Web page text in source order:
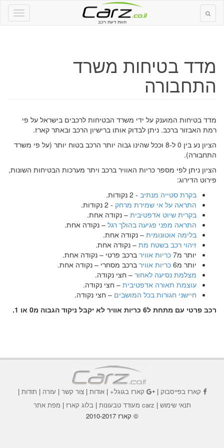
חוות דעת רכב
מדד בטיחות משרד
התחבורה
מדד בטיחות המוענק על ידי משרד הבטיחות לרכבים בישראל על פי
רמת האבזור ברכב. ניתן לבדוק אותו ברישיון הרכב ובאתר קארז.
הציון נע בין 0 ל-8 וככל שהינו גבוה יותר הרכב בטוח יותר (על פי משרד
התחבורה).
הציון ניתן לפי מספר כריות האוויר ברכב ויתר מערכות הבטיחות השונות,
פירוט הדירוג:
בקרת סטייה מנתיב - 2 נקודות.
התראה על אי שמירת מרחק - 2 נקודות.
בקרית שיוט אדפטיבית – נקודה אחת.
התראה מפני פגיעה בהולך רגל – נקודה אחת.
בלימה אוטונומית – נקודה אחת.
זיהוי רכב בשטח מת – נקודה אחת.
יותר מ7 כריות אוויר ברכב פרטי – נקודה אחת.
יותר מ6 כריות אוויר ברכב מסחרי – נקודה אחת.
מצלמת נסיעה לאחור – חצי נקודה.
עוצמת תאורה אדפטיבית – חצי נקודה.
חיישני חגורות בכל המושבים – חצי נקודה.
רכב פרטי עם מתחת ל6 כריות אוויר לא יקבל ניקוד הגבוה מ0 או 1.
קארז בפייסבוק| קארז בגוגל+|אודות |צור קשר | עזרה | תודות |
תנאי שימוש | carz מעודד טבעונות | בלוג קארז | מפת אתר
© קארז 2010-2017